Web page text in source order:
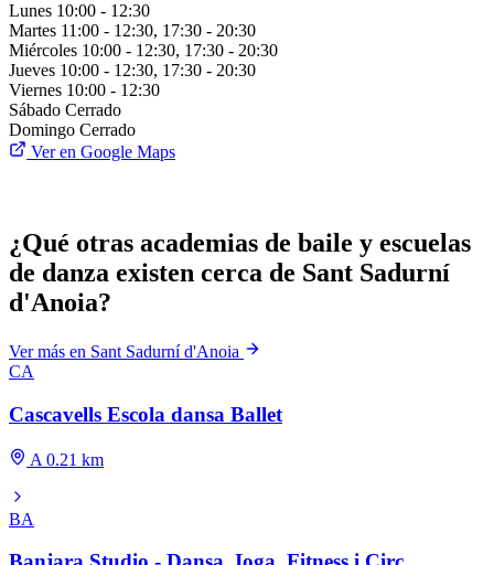
Lunes 10:00 - 12:30
Martes 11:00 - 12:30, 17:30 - 20:30
Miércoles 10:00 - 12:30, 17:30 - 20:30
Jueves 10:00 - 12:30, 17:30 - 20:30
Viernes 10:00 - 12:30
Sábado Cerrado
Domingo Cerrado
Ver en Google Maps
¿Qué otras academias de baile y escuelas
de danza existen cerca de Sant Sadurní
d'Anoia?
Ver más en Sant Sadurní d'Anoia
CA
Cascavells Escola dansa Ballet
A 0.21 km
BA